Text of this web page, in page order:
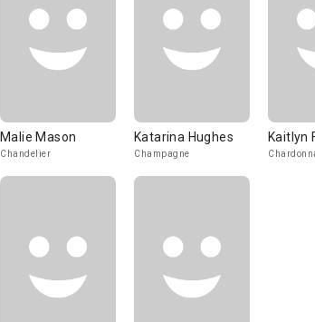
Malie Mason
Chandelier
Katarina Hughes
Champagne
Kaitlyn